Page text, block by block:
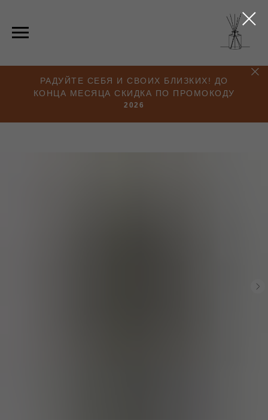
РАДУЙТЕ СЕБЯ И СВОИХ БЛИЗКИХ! ДО
КОНЦА МЕСЯЦА СКИДКА ПО ПРОМОКОДУ
2026